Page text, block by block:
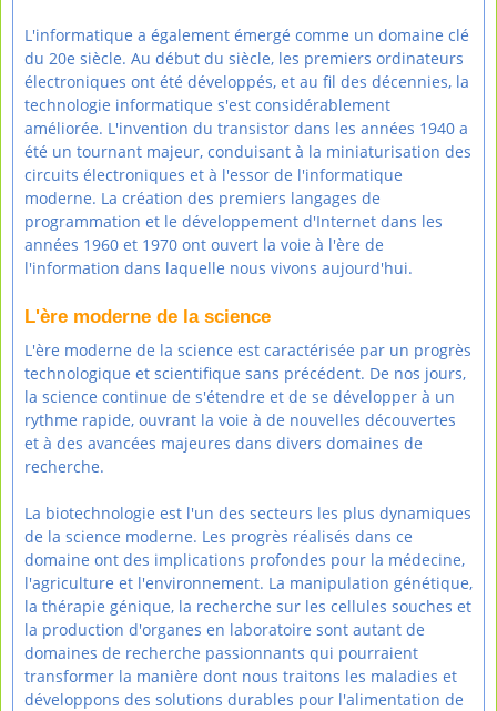
L'informatique a également émergé comme un domaine clé
du 20e siècle. Au début du siècle, les premiers ordinateurs
électroniques ont été développés, et au fil des décennies, la
technologie informatique s'est considérablement
améliorée. L'invention du transistor dans les années 1940 a
été un tournant majeur, conduisant à la miniaturisation des
circuits électroniques et à l'essor de l'informatique
moderne. La création des premiers langages de
programmation et le développement d'Internet dans les
années 1960 et 1970 ont ouvert la voie à l'ère de
l'information dans laquelle nous vivons aujourd'hui.
L'ère moderne de la science
L'ère moderne de la science est caractérisée par un progrès
technologique et scientifique sans précédent. De nos jours,
la science continue de s'étendre et de se développer à un
rythme rapide, ouvrant la voie à de nouvelles découvertes
et à des avancées majeures dans divers domaines de
recherche.
La biotechnologie est l'un des secteurs les plus dynamiques
de la science moderne. Les progrès réalisés dans ce
domaine ont des implications profondes pour la médecine,
l'agriculture et l'environnement. La manipulation génétique,
la thérapie génique, la recherche sur les cellules souches et
la production d'organes en laboratoire sont autant de
domaines de recherche passionnants qui pourraient
transformer la manière dont nous traitons les maladies et
développons des solutions durables pour l'alimentation de